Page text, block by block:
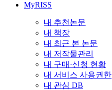
MyRISS
내 추천논문
내 책장
내 최근 본 논문
내 저작물관리
내 구매·신청 현황
내 서비스 사용권한
내 관심 DB